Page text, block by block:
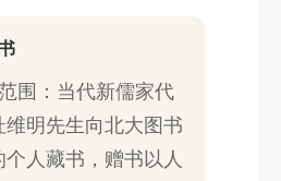
围：当代新儒家代
维明先生向北大图书
个人藏书，赠书以人